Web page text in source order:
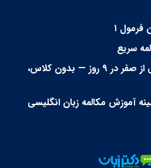
فرمول ۱
سریع
یادگیری مکالمه انگلیسی از صفر در ۹ روز — بدون کلاس،
آموزش مکالمه زبان انگلیسی